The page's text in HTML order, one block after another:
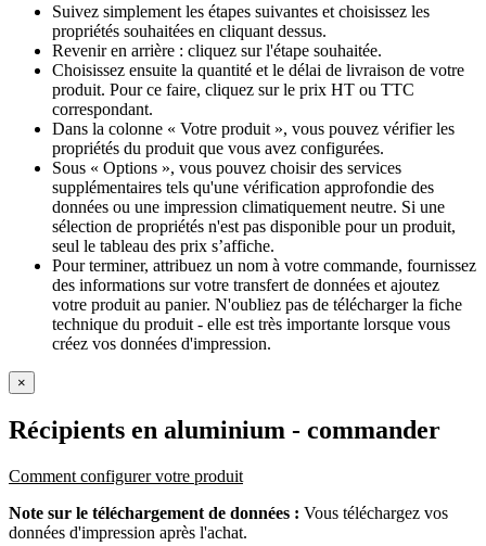
Suivez simplement les étapes suivantes et choisissez les
propriétés souhaitées en cliquant dessus.
Revenir en arrière : cliquez sur l'étape souhaitée.
Choisissez ensuite la quantité et le délai de livraison de votre
produit. Pour ce faire, cliquez sur le prix HT ou TTC
correspondant.
Dans la colonne « Votre produit », vous pouvez vérifier les
propriétés du produit que vous avez configurées.
Sous « Options », vous pouvez choisir des services
supplémentaires tels qu'une vérification approfondie des
données ou une impression climatiquement neutre. Si une
sélection de propriétés n'est pas disponible pour un produit,
seul le tableau des prix s’affiche.
Pour terminer, attribuez un nom à votre commande, fournissez
des informations sur votre transfert de données et ajoutez
votre produit au panier. N'oubliez pas de télécharger la fiche
technique du produit - elle est très importante lorsque vous
créez vos données d'impression.
×
Récipients en aluminium - commander
Comment configurer votre produit
Note sur le téléchargement de données : Vous téléchargez vos
données d'impression après l'achat.